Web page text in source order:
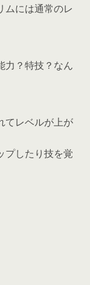
ムには通常のレ
力？特技？なん
てレベルが上が
プしたり技を覚